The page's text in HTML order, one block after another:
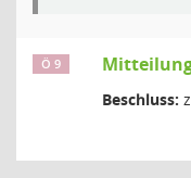
Ö 9
Beschluss: